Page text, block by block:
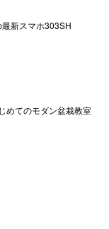
新スマホ303SH
めてのモダン盆栽教室